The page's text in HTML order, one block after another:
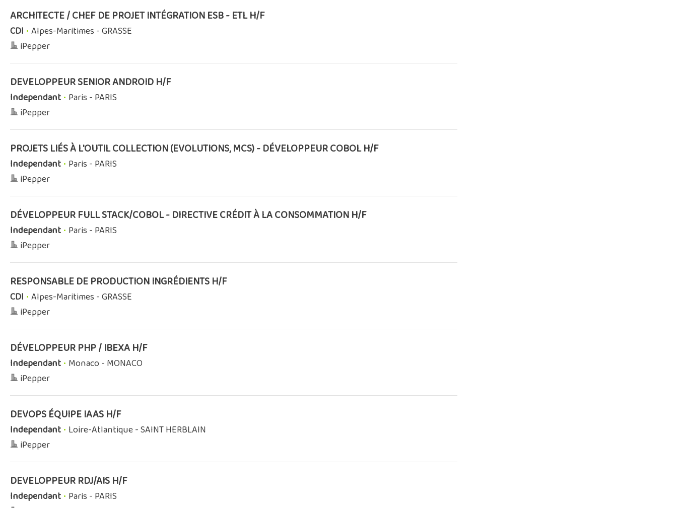
ARCHITECTE / CHEF DE PROJET INTÉGRATION ESB - ETL H/F
CDI • Alpes-Maritimes - GRASSE
iPepper
DEVELOPPEUR SENIOR ANDROID H/F
Independant • Paris - PARIS
iPepper
PROJETS LIÉS À L'OUTIL COLLECTION (EVOLUTIONS, MCS) - DÉVELOPPEUR COBOL H/F
Independant • Paris - PARIS
iPepper
DÉVELOPPEUR FULL STACK/COBOL - DIRECTIVE CRÉDIT À LA CONSOMMATION H/F
Independant • Paris - PARIS
iPepper
RESPONSABLE DE PRODUCTION INGRÉDIENTS H/F
CDI • Alpes-Maritimes - GRASSE
iPepper
DÉVELOPPEUR PHP / IBEXA H/F
Independant • Monaco - MONACO
iPepper
DEVOPS ÉQUIPE IAAS H/F
Independant • Loire-Atlantique - SAINT HERBLAIN
iPepper
DEVELOPPEUR RDJ/AIS H/F
Independant • Paris - PARIS